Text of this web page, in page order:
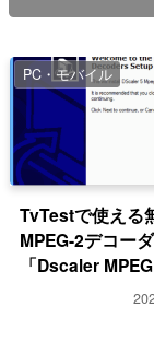
PC・モバイル
TvTestで使える
MPEG-2デコー
「Dscaler